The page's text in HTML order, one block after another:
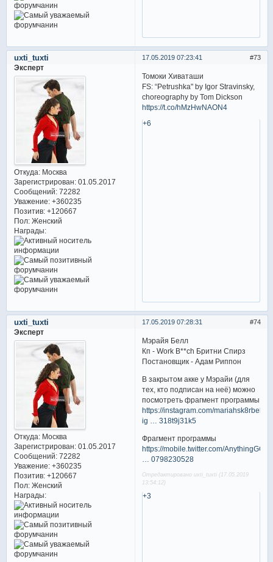
73
17.05.2019 07:23:41
uxti_tuxti
Эксперт
Откуда:Москва
Зарегистрирован: 01.05.2017
Сообщений:72282
Уважение: +360235
Позитив: +120667
Пол:Женский
Награды:
Томоки Хиваташи
FS: “Petrushka" by Igor Stravinsky,
choreography by Tom Dickson
https://t.co/hMzHwNAON4
+6
74
17.05.2019 07:28:31
uxti_tuxti
Эксперт
Откуда:Москва
Зарегистрирован: 01.05.2017
Сообщений:72282
Уважение: +360235
Позитив: +120667
Пол:Женский
Награды:
Мэрайя Белл
Кп - Work B**ch Бритни Спирз
Постановщик - Адам Риппон
В закрытом акке у Мэрайи (для
тех, кто подписан на неё) можно
посмотреть фрагмент программы
https://instagram.com/mariahsk8rbell?
ig … 318t9j31k5
Фрагмент программы
https://mobile.twitter.com/AnythingGOE/
… 0798230528
Отредактировано uxti_tuxti (17.05.2019
13:54:12)
+3